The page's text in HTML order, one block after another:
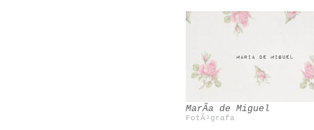
MarÃ­a de Miguel
FotÃ³grafa
Sarah Perlis